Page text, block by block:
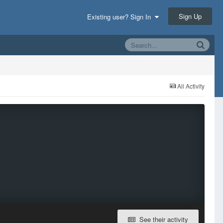
Existing user? Sign In Sign Up
All Activity
See their activity